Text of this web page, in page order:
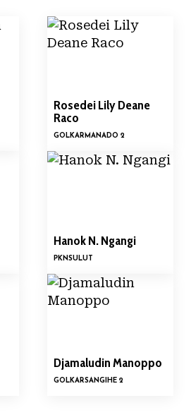
Rosedei Lily Deane
Raco
GOLKARMANADO 2
Hanok N. Ngangi
PKNSULUT
Djamaludin Manoppo
GOLKARSANGIHE 2